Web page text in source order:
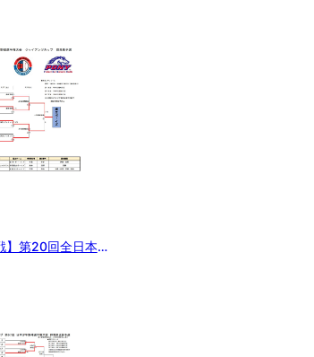
】第20回全日本中